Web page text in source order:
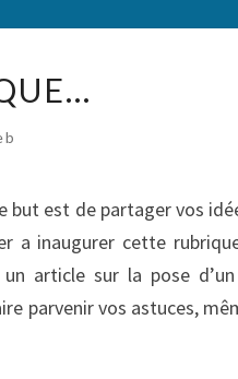
but est de partager vos
a inaugurer cette
article sur la pose
parvenir vos astuces,